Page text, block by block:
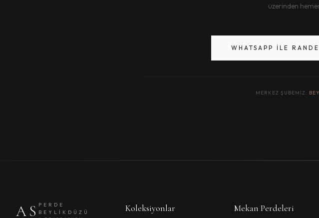
üzerinden
WHATSAPP ILE
MERKEZ ŞUBEMIZ:
AS PERDE
BEYLIKDÜZÜ
Koleksiyonlar Mekan Perdeleri